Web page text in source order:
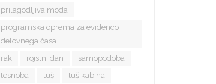
prilagodljiva moda
programska oprema za evidenco
delovnega časa
rak
rojstni dan
samopodoba
tesnoba
tuš
tuš kabina